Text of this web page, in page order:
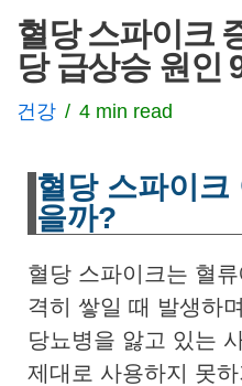
건
너
뛰
기
혈당 스파이크
당 급상승 원인
건강 4 min read
혈당 스파이크
을까?
혈당 스파이크는 혈
격히 쌓일 때 발생하
당뇨병을 앓고 있는
제대로 사용하지 못